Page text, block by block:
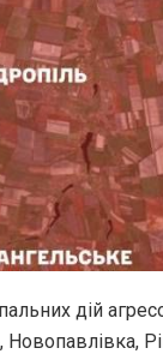
дій